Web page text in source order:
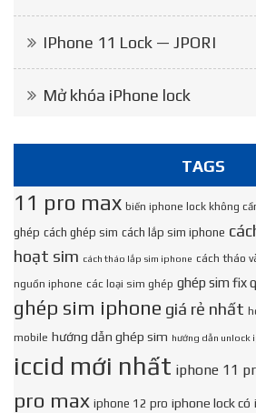
IPhone 11 Lock — JPORI
Mở khóa iPhone lock
TAGS
11 pro max biến iphone lock không
ghép cách ghép sim cách lắp sim iphone
hoạt sim cách tháo lắp sim iphone cách tháo
nguồn iphone các loại sim ghép ghép sim fix
ghép sim iphone giá rẻ nhất
mobile hướng dẫn ghép sim hướng dẫn unlock
iccid mới nhất iphone 11
pro max iphone 12 pro iphone lock có